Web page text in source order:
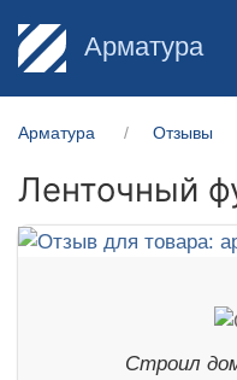
Арматура
Арматура Отзывы
Ленточный
Строил